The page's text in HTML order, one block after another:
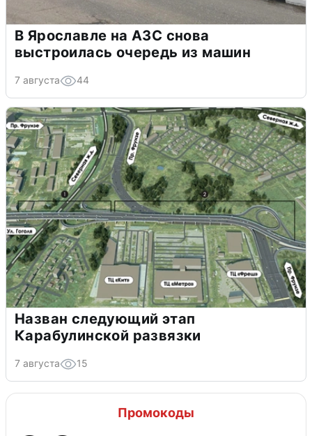
В Ярославле на АЗС снова
выстроилась очередь из машин
7 августа 44
Назван следующий этап
Карабулинской развязки
7 августа 15
Промокоды